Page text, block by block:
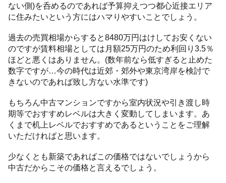
ない側)を呑めるのであれば予算抑えつつ都心近接エリア
に住みたいという方にはハマりやすいことでしょう。
過去の売買相場からすると8480万円はけしてお安くない
のですが賃料相場としては月額25万円のため利回り3.5％
ほどと悪くはありません。(数年前なら低すぎると止めた
数字ですが…今の時代は近郊・郊外や東京湾岸を検討で
きないのであれば致し方ない水準です)
もちろん中古マンションですから室内状況や引き渡し時
期等でおすすめレベルは大きく変動してしまいます。あ
くまで机上レベルでおすすめであるということをご理解
いただければと思います。
少なくとも新築であればこの価格ではないでしょうから
中古だからこその価格と言えるでしょう。